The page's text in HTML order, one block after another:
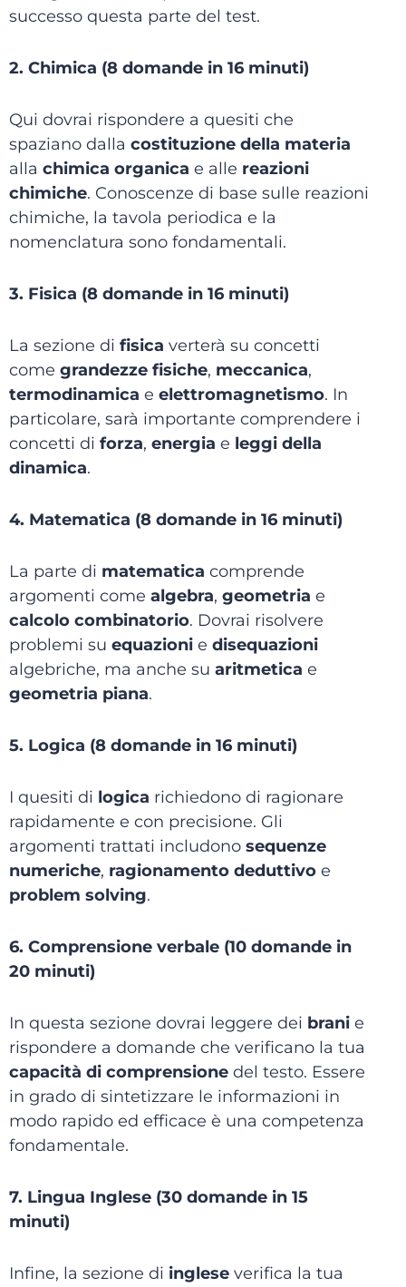
successo questa parte del test.
2. Chimica (8 domande in 16 minuti)
Qui dovrai rispondere a quesiti che
spaziano dalla costituzione della materia
alla chimica organica e alle reazioni
chimiche. Conoscenze di base sulle reazioni
chimiche, la tavola periodica e la
nomenclatura sono fondamentali.
3. Fisica (8 domande in 16 minuti)
La sezione di fisica verterà su concetti
come grandezze fisiche, meccanica,
termodinamica e elettromagnetismo. In
particolare, sarà importante comprendere i
concetti di forza, energia e leggi della
dinamica.
4. Matematica (8 domande in 16 minuti)
La parte di matematica comprende
argomenti come algebra, geometria e
calcolo combinatorio. Dovrai risolvere
problemi su equazioni e disequazioni
algebriche, ma anche su aritmetica e
geometria piana.
5. Logica (8 domande in 16 minuti)
I quesiti di logica richiedono di ragionare
rapidamente e con precisione. Gli
argomenti trattati includono sequenze
numeriche, ragionamento deduttivo e
problem solving.
6. Comprensione verbale (10 domande in
20 minuti)
In questa sezione dovrai leggere dei brani e
rispondere a domande che verificano la tua
capacità di comprensione del testo. Essere
in grado di sintetizzare le informazioni in
modo rapido ed efficace è una competenza
fondamentale.
7. Lingua Inglese (30 domande in 15
minuti)
Infine, la sezione di inglese verifica la tua